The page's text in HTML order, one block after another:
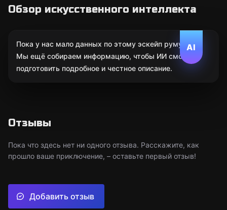
Обзор искусственного интеллекта
AI
Пока у нас мало данных по этому эскейп руму.
Мы ещё собираем информацию, чтобы ИИ смог
подготовить подробное и честное описание.
Отзывы
Пока что здесь нет ни одного отзыва. Расскажите, как
прошло ваше приключение, – оставьте первый отзыв!
Добавить отзыв